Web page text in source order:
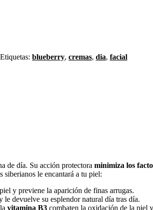
Etiquetas: blueberry, cremas, dia, facial
de día. Su acción protectora minimiza los
le encantará a tu piel:
y previene la aparición de finas arrugas.
devuelve su esplendor natural día tras día.
vitamina B3 combaten la oxidación de la piel